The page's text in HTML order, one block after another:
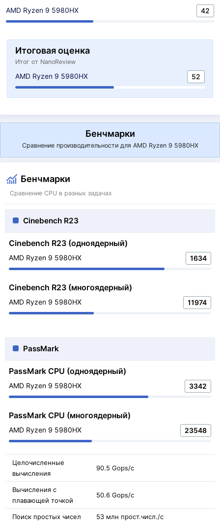
AMD Ryzen 9 5980HX 42
Итоговая оценка
Итог от NanoReview
AMD Ryzen 9 5980HX 52
Бенчмарки
Сравнение производительности для AMD Ryzen 9 5980HX
Бенчмарки
Сравнение CPU в разных задачах
Cinebench R23
Cinebench R23 (одноядерный)
AMD Ryzen 9 5980HX 1634
Cinebench R23 (многоядерный)
AMD Ryzen 9 5980HX 11974
PassMark
PassMark CPU (одноядерный)
AMD Ryzen 9 5980HX 3342
PassMark CPU (многоядерный)
AMD Ryzen 9 5980HX 23548
Целочисленные
вычисления
90.5 Gops/с
Вычисления с
плавающей точкой
50.6 Gops/с
Поиск простых чисел 53 млн прост.числ./с